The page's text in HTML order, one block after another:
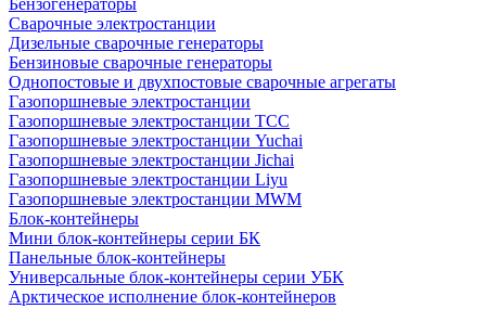
Бензогенераторы
Сварочные электростанции
Дизельные сварочные генераторы
Бензиновые сварочные генераторы
Однопостовые и двухпостовые сварочные агрегаты
Газопоршневые электростанции
Газопоршневые электростанции ТСС
Газопоршневые электростанции Yuchai
Газопоршневые электростанции Jichai
Газопоршневые электростанции Liyu
Газопоршневые электростанции MWM
Блок-контейнеры
Мини блок-контейнеры серии БК
Панельные блок-контейнеры
Универсальные блок-контейнеры серии УБК
Арктическое исполнение блок-контейнеров